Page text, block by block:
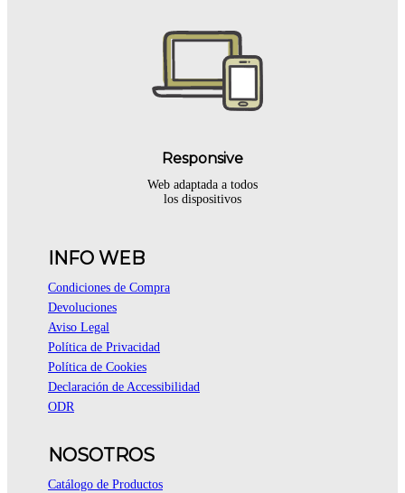
Responsive
Web adaptada a todos
los dispositivos
INFO WEB
Condiciones de Compra
Devoluciones
Aviso Legal
Política de Privacidad
Política de Cookies
Declaración de Accessibilidad
ODR
NOSOTROS
Catálogo de Productos